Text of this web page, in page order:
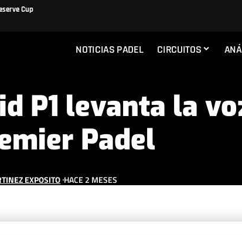
Cup
NOTICIAS PADEL CIRCUITOS
P1 levanta la
Padel
16 DE JUNIO DE 2026 22:09
EXPOSITO HACE 2 MESES